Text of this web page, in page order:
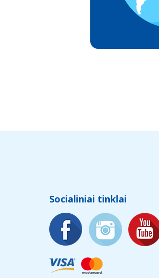
Socialiniai tinklai